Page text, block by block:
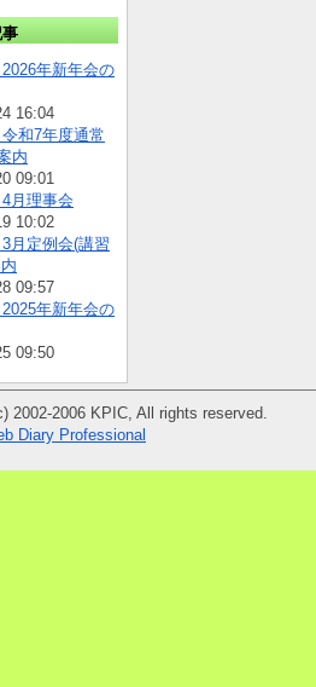
2026年新年会の
16:04
令和7年度通常
内
09:01
4月理事会
10:02
3月定例会(講習
09:57
2025年新年会の
09:50
2002-2006 KPIC, All rights reserved.
Diary Professional